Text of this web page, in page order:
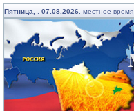
Пятница, 07.08.2026 , местное время